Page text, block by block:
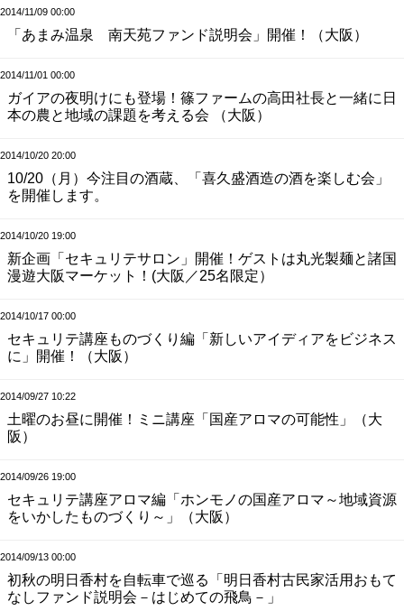
2014/11/09 00:00
「あまみ温泉 南天苑ファンド説明会」開催！（大阪）
2014/11/01 00:00
ガイアの夜明けにも登場！篠ファームの高田社長と一緒に日
本の農と地域の課題を考える会 （大阪）
2014/10/20 20:00
10/20（月）今注目の酒蔵、「喜久盛酒造の酒を楽しむ会」
を開催します。
2014/10/20 19:00
新企画「セキュリテサロン」開催！ゲストは丸光製麺と諸国
漫遊大阪マーケット！(大阪／25名限定）
2014/10/17 00:00
セキュリテ講座ものづくり編「新しいアイディアをビジネス
に」開催！（大阪）
2014/09/27 10:22
土曜のお昼に開催！ミニ講座「国産アロマの可能性」（大
阪）
2014/09/26 19:00
セキュリテ講座アロマ編「ホンモノの国産アロマ～地域資源
をいかしたものづくり～」（大阪）
2014/09/13 00:00
初秋の明日香村を自転車で巡る「明日香村古民家活用おもて
なしファンド説明会－はじめての飛鳥－」